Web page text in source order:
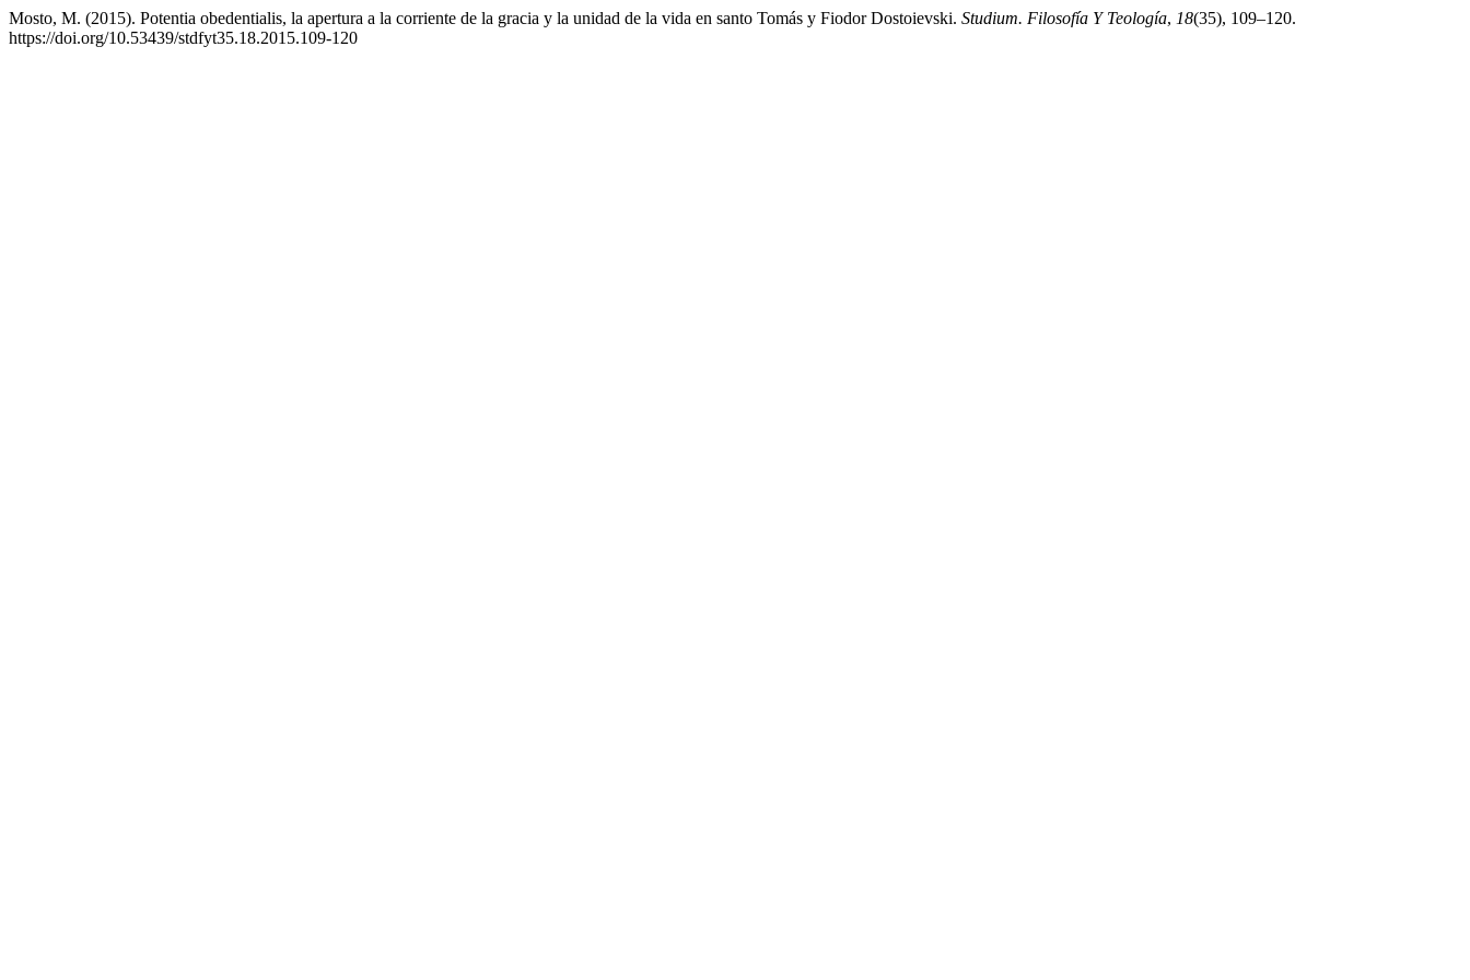
Mosto, M. (2015). Potentia obedentialis, la apertura a la corriente de la gracia y la unidad de la vida en santo Tomás y Fiodor Dostoievski. Studium. Filosofía Y Teología, 18(35), 109–120.
https://doi.org/10.53439/stdfyt35.18.2015.109-120